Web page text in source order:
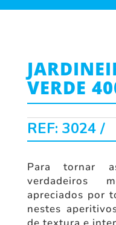
VERDE
REF: 3024
Para tornar
verdadeiros
apreciados por
nestes